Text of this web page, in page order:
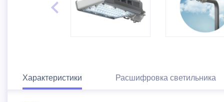
Характеристики Расшифровка светильника